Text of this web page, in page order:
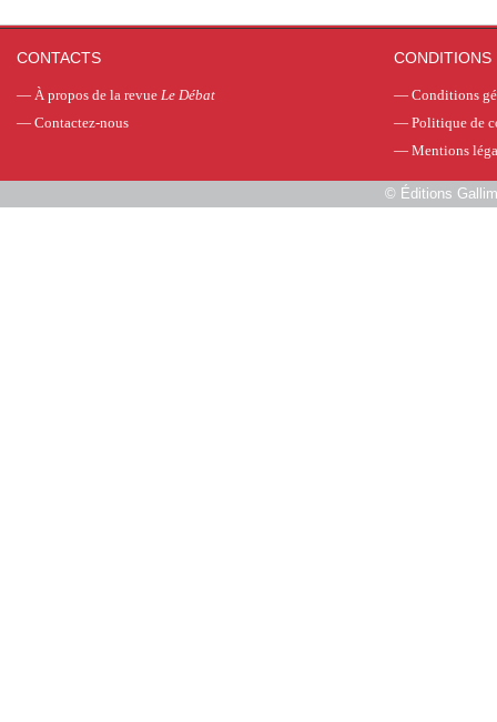
CONTACTS
— À propos de la revue Le Débat
— Contactez-nous
CONDITIONS
— Conditions
— Politique de
— Mentions
© Éditions